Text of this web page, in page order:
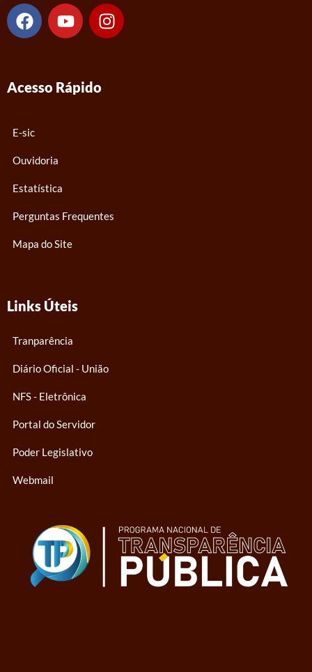
F
a
b
o
k
Y
o
u
b
I
n
Acesso Rápido
E-sic
Ouvidoria
Estatística
Perguntas Frequentes
Mapa do Site
Links Úteis
Tranparência
Diário Oficial - União
NFS - Eletrônica
Portal do Servidor
Poder Legislativo
Webmail